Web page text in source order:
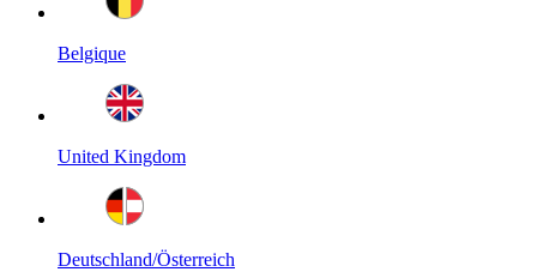
Belgique
United Kingdom
Deutschland/Österreich